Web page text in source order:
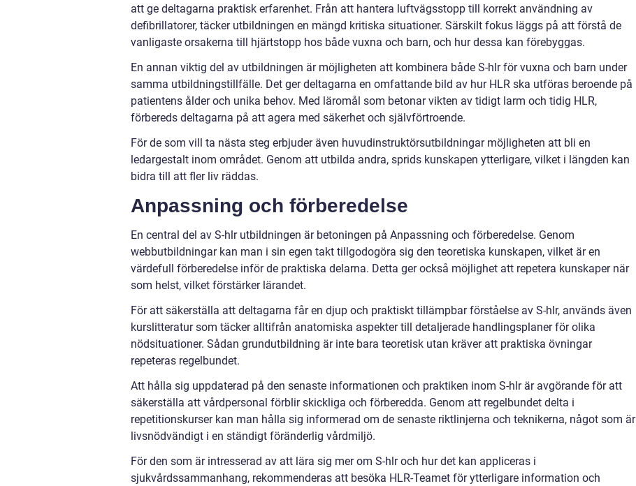
att ge deltagarna praktisk erfarenhet. Från att hantera luftvägsstopp till korrekt användning av
defibrillatorer, täcker utbildningen en mängd kritiska situationer. Särskilt fokus läggs på att förstå de
vanligaste orsakerna till hjärtstopp hos både vuxna och barn, och hur dessa kan förebyggas.
En annan viktig del av utbildningen är möjligheten att kombinera både S-hlr för vuxna och barn under
samma utbildningstillfälle. Det ger deltagarna en omfattande bild av hur HLR ska utföras beroende på
patientens ålder och unika behov. Med läromål som betonar vikten av tidigt larm och tidig HLR,
förbereds deltagarna på att agera med säkerhet och självförtroende.
För de som vill ta nästa steg erbjuder även huvudinstruktörsutbildningar möjligheten att bli en
ledargestalt inom området. Genom att utbilda andra, sprids kunskapen ytterligare, vilket i längden kan
bidra till att fler liv räddas.
Anpassning och förberedelse
En central del av S-hlr utbildningen är betoningen på Anpassning och förberedelse. Genom
webbutbildningar kan man i sin egen takt tillgodogöra sig den teoretiska kunskapen, vilket är en
värdefull förberedelse inför de praktiska delarna. Detta ger också möjlighet att repetera kunskaper när
som helst, vilket förstärker lärandet.
För att säkerställa att deltagarna får en djup och praktiskt tillämpbar förståelse av S-hlr, används även
kurslitteratur som täcker alltifrån anatomiska aspekter till detaljerade handlingsplaner för olika
nödsituationer. Sådan grundutbildning är inte bara teoretisk utan kräver att praktiska övningar
repeteras regelbundet.
Att hålla sig uppdaterad på den senaste informationen och praktiken inom S-hlr är avgörande för att
säkerställa att vårdpersonal förblir skickliga och förberedda. Genom att regelbundet delta i
repetitionskurser kan man hålla sig informerad om de senaste riktlinjerna och teknikerna, något som är
livsnödvändigt i en ständigt föränderlig vårdmiljö.
För den som är intresserad av att lära sig mer om S-hlr och hur det kan appliceras i
sjukvårdssammanhang, rekommenderas att besöka HLR-Teamet för ytterligare information och